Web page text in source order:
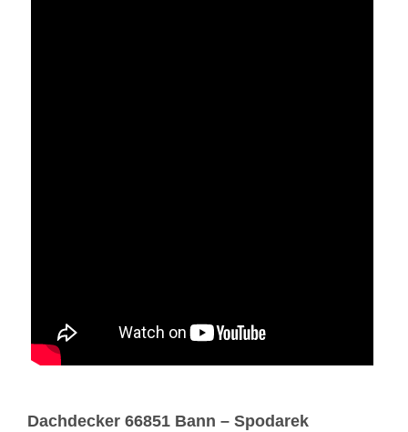
Dachdecker 66851 Bann – Spodarek